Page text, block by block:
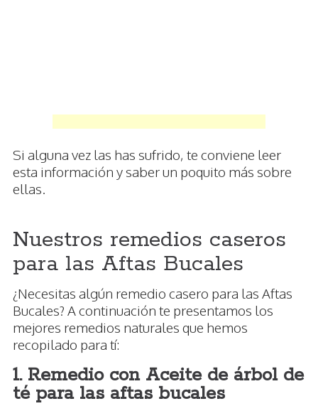
Si alguna vez las has sufrido, te conviene leer
esta información y saber un poquito más sobre
ellas.
Nuestros remedios caseros
para las Aftas Bucales
¿Necesitas algún remedio casero para las Aftas
Bucales? A continuación te presentamos los
mejores remedios naturales que hemos
recopilado para tí:
1. Remedio con Aceite de árbol de
té para las aftas bucales